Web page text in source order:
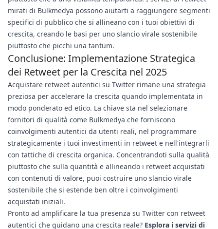
mirati di Bulkmedya possono aiutarti a raggiungere segmenti
specifici di pubblico che si allineano con i tuoi obiettivi di
crescita, creando le basi per uno slancio virale sostenibile
piuttosto che picchi una tantum.
Conclusione: Implementazione Strategica
dei Retweet per la Crescita nel 2025
Acquistare retweet autentici su Twitter rimane una strategia
preziosa per accelerare la crescita quando implementata in
modo ponderato ed etico. La chiave sta nel selezionare
fornitori di qualità come Bulkmedya che forniscono
coinvolgimenti autentici da utenti reali, nel programmare
strategicamente i tuoi investimenti in retweet e nell'integrarli
con tattiche di crescita organica. Concentrandoti sulla qualità
piuttosto che sulla quantità e allineando i retweet acquistati
con contenuti di valore, puoi costruire uno slancio virale
sostenibile che si estende ben oltre i coinvolgimenti
acquistati iniziali.
Pronto ad amplificare la tua presenza su Twitter con retweet
autentici che guidano una crescita reale? Esplora i servizi di